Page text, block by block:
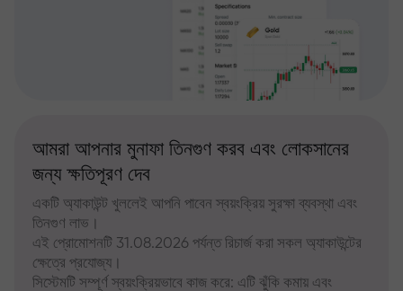
আমরা আপনার মুনাফা তিনগুণ করব এবং লোকসানের
জন্য ক্ষতিপূরণ দেব
একটি অ্যাকাউন্ট খুললেই আপনি পাবেন স্বয়ংক্রিয় সুরক্ষা ব্যবস্থা এবং
তিনগুণ লাভ।
এই প্রোমোশনটি 31.08.2026 পর্যন্ত রিচার্জ করা সকল অ্যাকাউন্টের
ক্ষেত্রে প্রযোজ্য।
সিস্টেমটি সম্পূর্ণ স্বয়ংক্রিয়ভাবে কাজ করে: এটি ঝুঁকি কমায় এবং